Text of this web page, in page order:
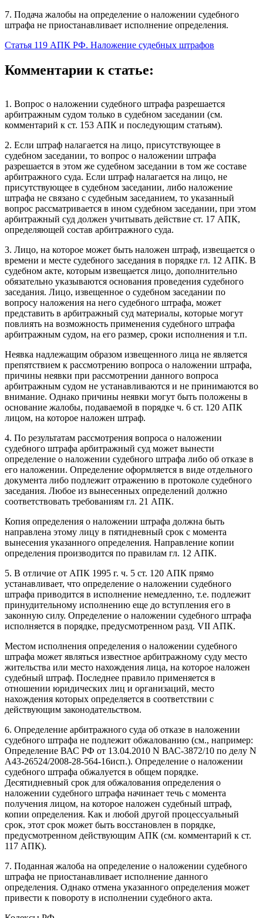
7. Подача жалобы на определение о наложении судебного
штрафа не приостанавливает исполнение определения.
Статья 119 АПК РФ. Наложение судебных штрафов
Комментарии к статье:
1. Вопрос о наложении судебного штрафа разрешается
арбитражным судом только в судебном заседании (см.
комментарий к ст. 153 АПК и последующим статьям).
2. Если штраф налагается на лицо, присутствующее в
судебном заседании, то вопрос о наложении штрафа
разрешается в этом же судебном заседании в том же составе
арбитражного суда. Если штраф налагается на лицо, не
присутствующее в судебном заседании, либо наложение
штрафа не связано с судебным заседанием, то указанный
вопрос рассматривается в ином судебном заседании, при этом
арбитражный суд должен учитывать действие ст. 17 АПК,
определяющей состав арбитражного суда.
3. Лицо, на которое может быть наложен штраф, извещается о
времени и месте судебного заседания в порядке гл. 12 АПК. В
судебном акте, которым извещается лицо, дополнительно
обязательно указываются основания проведения судебного
заседания. Лицо, извещенное о судебном заседании по
вопросу наложения на него судебного штрафа, может
представить в арбитражный суд материалы, которые могут
повлиять на возможность применения судебного штрафа
арбитражным судом, на его размер, сроки исполнения и т.п.
Неявка надлежащим образом извещенного лица не является
препятствием к рассмотрению вопроса о наложении штрафа,
причины неявки при рассмотрении данного вопроса
арбитражным судом не устанавливаются и не принимаются во
внимание. Однако причины неявки могут быть положены в
основание жалобы, подаваемой в порядке ч. 6 ст. 120 АПК
лицом, на которое наложен штраф.
4. По результатам рассмотрения вопроса о наложении
судебного штрафа арбитражный суд может вынести
определение о наложении судебного штрафа либо об отказе в
его наложении. Определение оформляется в виде отдельного
документа либо подлежит отражению в протоколе судебного
заседания. Любое из вынесенных определений должно
соответствовать требованиям гл. 21 АПК.
Копия определения о наложении штрафа должна быть
направлена этому лицу в пятидневный срок с момента
вынесения указанного определения. Направление копии
определения производится по правилам гл. 12 АПК.
5. В отличие от АПК 1995 г. ч. 5 ст. 120 АПК прямо
устанавливает, что определение о наложении судебного
штрафа приводится в исполнение немедленно, т.е. подлежит
принудительному исполнению еще до вступления его в
законную силу. Определение о наложении судебного штрафа
исполняется в порядке, предусмотренном разд. VII АПК.
Местом исполнения определения о наложении судебного
штрафа может являться известное арбитражному суду место
жительства или место нахождения лица, на которое наложен
судебный штраф. Последнее правило применяется в
отношении юридических лиц и организаций, место
нахождения которых определяется в соответствии с
действующим законодательством.
6. Определение арбитражного суда об отказе в наложении
судебного штрафа не подлежит обжалованию (см., например:
Определение ВАС РФ от 13.04.2010 N ВАС-3872/10 по делу N
А43-26524/2008-28-564-16исп.). Определение о наложении
судебного штрафа обжалуется в общем порядке.
Десятидневный срок для обжалования определения о
наложении судебного штрафа начинает течь с момента
получения лицом, на которое наложен судебный штраф,
копии определения. Как и любой другой процессуальный
срок, этот срок может быть восстановлен в порядке,
предусмотренном действующим АПК (см. комментарий к ст.
117 АПК).
7. Поданная жалоба на определение о наложении судебного
штрафа не приостанавливает исполнение данного
определения. Однако отмена указанного определения может
привести к повороту в исполнении судебного акта.